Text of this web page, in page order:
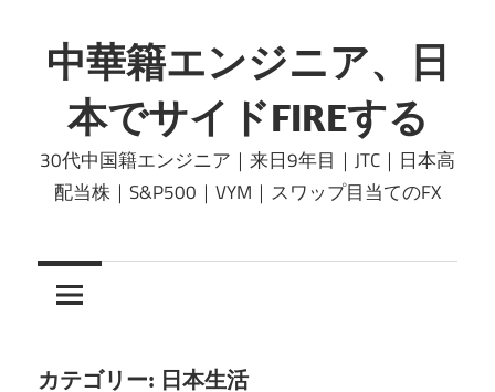
ン
テ
へ
ッ
中華籍エンジニア、日
本でサイドFIREする
30代中国籍エンジニア｜来日9年目｜JTC｜日本高
配当株｜S&P500｜VYM｜スワップ目当てのFX
カテゴリー: 日本生活